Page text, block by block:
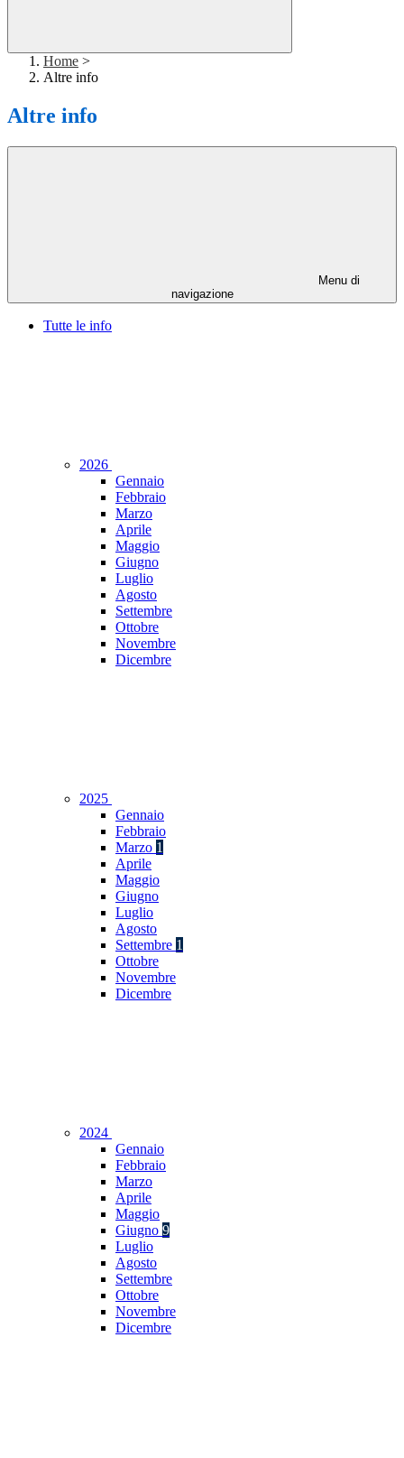
Home >
Altre info
Altre info
Menu di
navigazione
Tutte le info
2026
Gennaio
Febbraio
Marzo
Aprile
Maggio
Giugno
Luglio
Agosto
Settembre
Ottobre
Novembre
Dicembre
2025
Gennaio
Febbraio
Marzo 1
Aprile
Maggio
Giugno
Luglio
Agosto
Settembre 1
Ottobre
Novembre
Dicembre
2024
Gennaio
Febbraio
Marzo
Aprile
Maggio
Giugno 9
Luglio
Agosto
Settembre
Ottobre
Novembre
Dicembre